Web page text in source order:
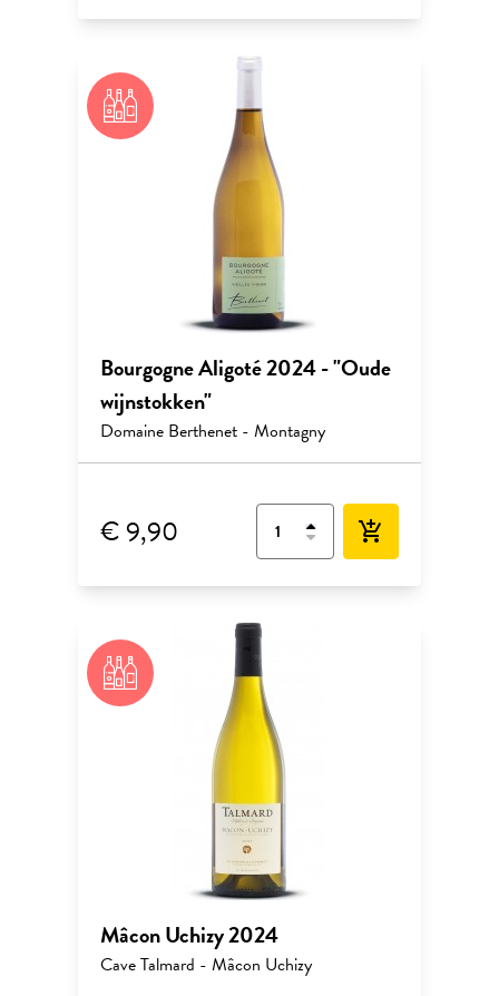
Bourgogne Aligoté 2024 - "Oude
wijnstokken"
Domaine Berthenet - Montagny
€ 9,90 add_shopping_cart
Mâcon Uchizy 2024
Cave Talmard - Mâcon Uchizy